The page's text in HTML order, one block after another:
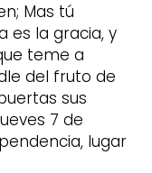
Mas tú
es la gracia, y
teme a
del fruto de
sus
7 de
lugar